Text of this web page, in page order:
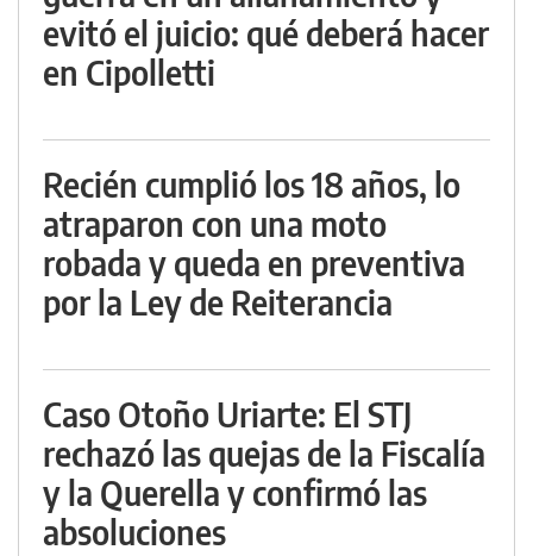
evitó el juicio: qué deberá hacer
en Cipolletti
Recién cumplió los 18 años, lo
atraparon con una moto
robada y queda en preventiva
por la Ley de Reiterancia
Caso Otoño Uriarte: El STJ
rechazó las quejas de la Fiscalía
y la Querella y confirmó las
absoluciones